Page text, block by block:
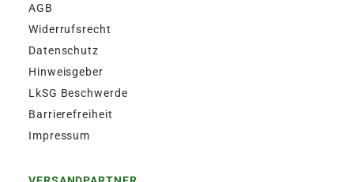
AGB
Widerrufsrecht
Datenschutz
Hinweisgeber
LkSG Beschwerde
Barrierefreiheit
Impressum